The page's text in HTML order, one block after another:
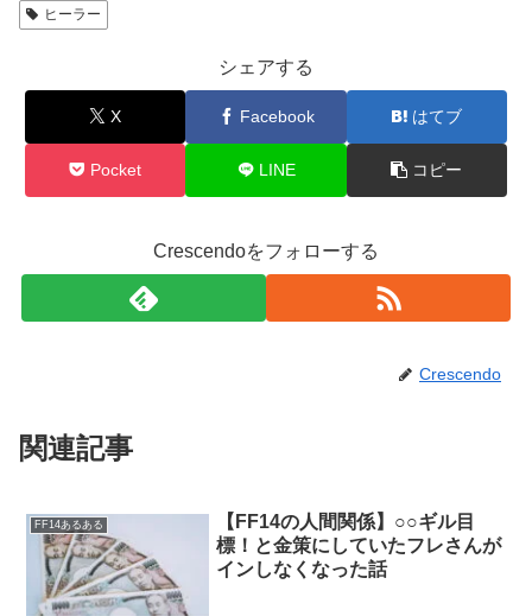
ヒーラー
シェアする
X Facebook はてブ
Pocket LINE コピー
Crescendoをフォローする
Crescendo
関連記事
FF14あるある
【FF14の人間関係】○○ギル目
標！と金策にしていたフレさんが
インしなくなった話